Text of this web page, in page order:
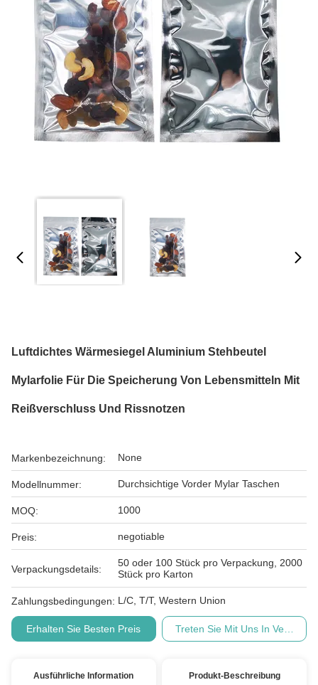
Luftdichtes Wärmesiegel Aluminium Stehbeutel
Mylarfolie Für Die Speicherung Von Lebensmitteln Mit
Reißverschluss Und Rissnotzen
Markenbezeichnung: None
Modellnummer: Durchsichtige Vorder Mylar Taschen
MOQ: 1000
Preis: negotiable
Verpackungsdetails:
50 oder 100 Stück pro Verpackung, 2000
Stück pro Karton
Zahlungsbedingungen: L/C, T/T, Western Union
Erhalten Sie Besten Preis Treten Sie Mit Uns In
Ausführliche Information Produkt-Beschreibung